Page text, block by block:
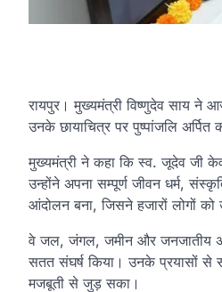
रायपुर। मुख्यमंत्री विष्णुदेव साय ने
उनके छायाचित्र पर पुष्पांजलि
मुख्यमंत्री ने कहा कि स्व. जूदेव जी
उन्होंने अपना सम्पूर्ण जीवन धर्म,
आंदोलन बना, जिसने हजारों लोगों
वे जल, जंगल, जमीन और जनजातीय
सतत संघर्ष किया। उनके प्रयासों से
मजबूती से जुड़ सका।